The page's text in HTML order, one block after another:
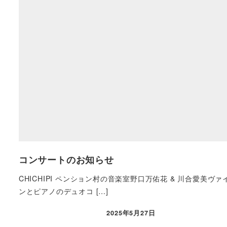
コンサートのお知らせ
CHICHIPI ペンション村の音楽室野口万佑花 & 川合愛美ヴァ
ンとピアノのデュオコ […]
2025年5月27日